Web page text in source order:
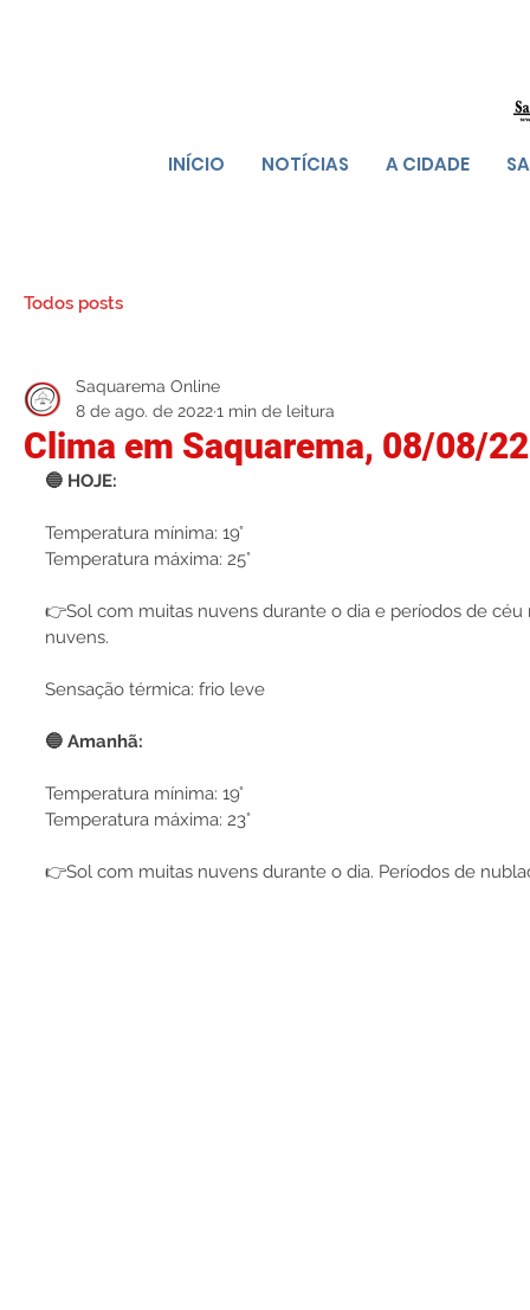
INÍCIO NOTÍCIAS A CIDADE
Todos posts
Clima em Saquarema, 08/08/22
Saquarema Online
8 de ago. de 20221 min de leitura
🔵 HOJE:
Temperatura mínima: 19°
Temperatura máxima: 25°
👉Sol com muitas nuvens durante o dia e períodos de
nuvens.
Sensação térmica: frio leve
🔵 Amanhã:
Temperatura mínima: 19°
Temperatura máxima: 23°
👉Sol com muitas nuvens durante o dia. Períodos de